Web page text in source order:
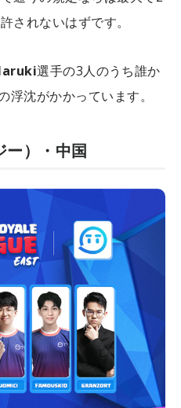
されないはずです。
選手の3人のうち誰か
浮沈がかかっています。
ー）・中国